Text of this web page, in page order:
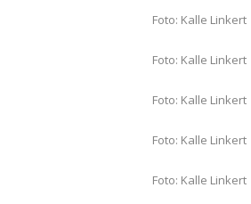
Foto: Kalle Linkert
Foto: Kalle Linkert
Foto: Kalle Linkert
Foto: Kalle Linkert
Foto: Kalle Linkert